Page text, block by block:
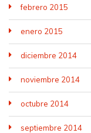
febrero 2015
enero 2015
diciembre 2014
noviembre 2014
octubre 2014
septiembre 2014